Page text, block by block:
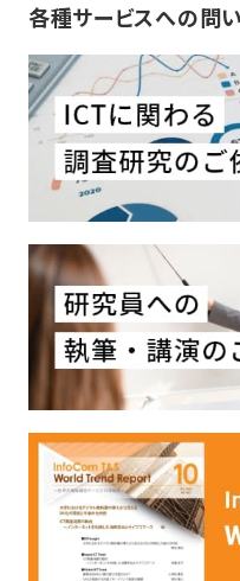
各種サービスへの問